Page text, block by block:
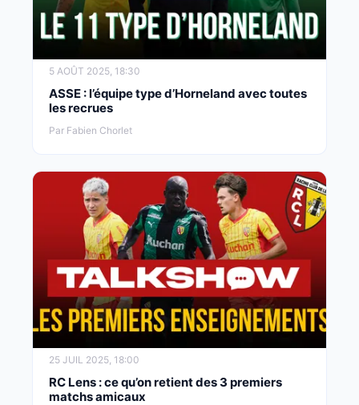
5 AOÛT 2025, 18:30
ASSE : l’équipe type d’Horneland avec toutes
les recrues
Par Fabien Chorlet
25 JUIL 2025, 18:00
RC Lens : ce qu’on retient des 3 premiers
matchs amicaux